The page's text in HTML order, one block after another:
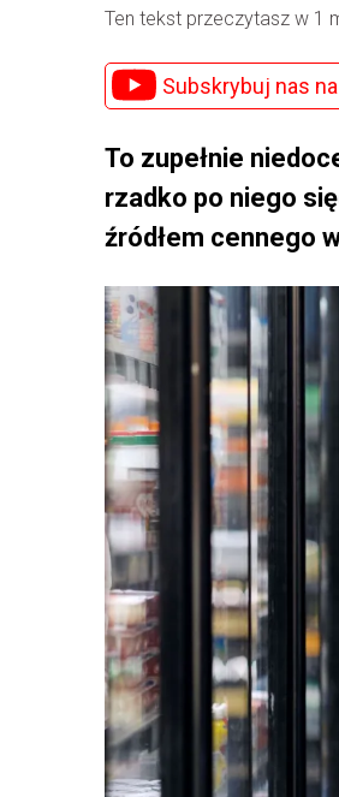
Ten tekst przeczytasz w 1
Subskrybuj nas
To zupełnie
rzadko po niego
źródłem cennego